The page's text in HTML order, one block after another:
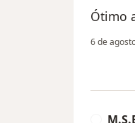
Ótimo
6 de